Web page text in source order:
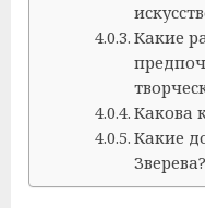
Какие
Какова
Какие
Зверева?